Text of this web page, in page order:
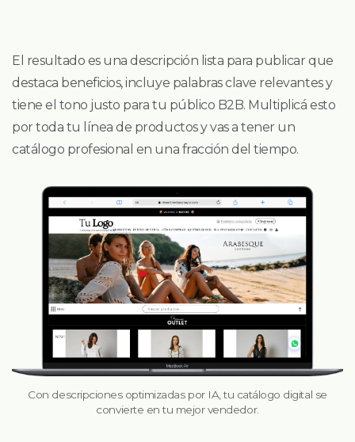
El resultado es una descripción lista para publicar que
destaca beneficios, incluye palabras clave relevantes y
tiene el tono justo para tu público B2B. Multiplicá esto
por toda tu línea de productos y vas a tener un
catálogo profesional en una fracción del tiempo.
Con descripciones optimizadas por IA, tu catálogo digital se
convierte en tu mejor vendedor.